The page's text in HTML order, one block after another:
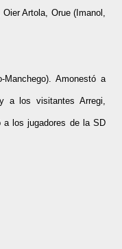
Artola, Orue (Imanol,
Amonestó a
a los visitantes Arregi,
a los jugadores de la SD